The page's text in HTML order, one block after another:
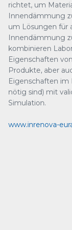
richtet, um
Innendämmung
um Lösungen für
Innendämmung
kombinieren
Eigenschaften
Produkte, aber
Eigenschaften im
nötig sind) mit
Simulation.
www.inrenova-